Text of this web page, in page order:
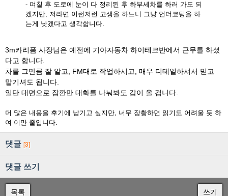
- 며칠 후 도로에 눈이 다 정리된 후 하부세차를 하러 가도 되
겠지만, 저라면 이런저런 고생을 하느니 그냥 언더코팅을 하
는게 낫겠다고 생각합니다.
3m카리폼 사장님은 예전에 기아자동차 하이테크반에서 근무를 하셨
다고 합니다.
차를 그만큼 잘 알고, FM대로 작업하시고, 매우 디테일하셔서 믿고
맡기셔도 됩니다.
일단 대면으로 잠깐만 대화를 나눠봐도 감이 올 겁니다.
더 많은 내용을 후기에 남기고 싶지만, 너무 장황하면 읽기도 어려울 듯 하
여 이만 줄입니다.
댓글 [3]
댓글 쓰기
목록 쓰기